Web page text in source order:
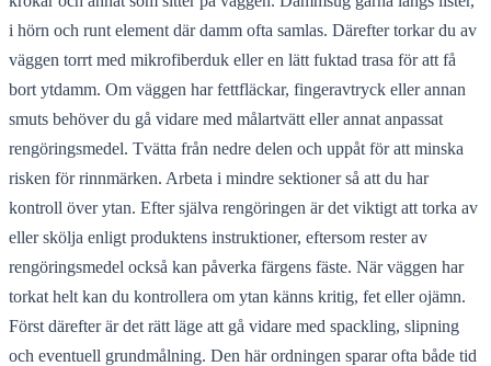
i hörn och runt element där damm ofta samlas. Därefter torkar du av
väggen torrt med mikrofiberduk eller en lätt fuktad trasa för att få
bort ytdamm. Om väggen har fettfläckar, fingeravtryck eller annan
smuts behöver du gå vidare med målartvätt eller annat anpassat
rengöringsmedel. Tvätta från nedre delen och uppåt för att minska
risken för rinnmärken. Arbeta i mindre sektioner så att du har
kontroll över ytan. Efter själva rengöringen är det viktigt att torka av
eller skölja enligt produktens instruktioner, eftersom rester av
rengöringsmedel också kan påverka färgens fäste. När väggen har
torkat helt kan du kontrollera om ytan känns kritig, fet eller ojämn.
Först därefter är det rätt läge att gå vidare med spackling, slipning
och eventuell grundmålning. Den här ordningen sparar ofta både tid